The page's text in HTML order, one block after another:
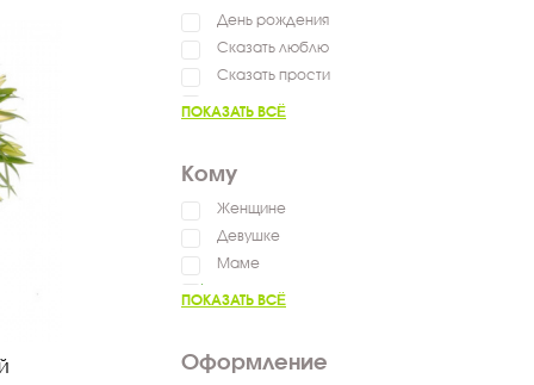
День рождения
Сказать люблю
Сказать прости
Сказать спасибо
ПОКАЗАТЬ ВСЁ
Кому
Женщине
Девушке
Маме
ПОКАЗАТЬ ВСЁ
Оформление